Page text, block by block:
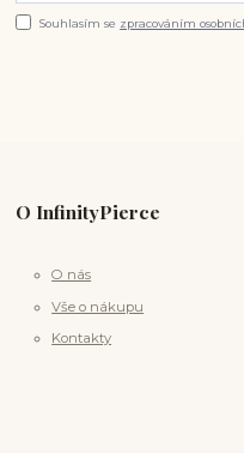
Souhlasím se zpracováním
O InfinityPierce
O nás
Vše o nákupu
Kontakty